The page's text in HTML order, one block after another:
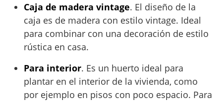
Caja de madera vintage. El diseño de la
caja es de madera con estilo vintage. Ideal
para combinar con una decoración de estilo
rústica en casa.
Para interior. Es un huerto ideal para
plantar en el interior de la vivienda, como
por ejemplo en pisos con poco espacio. Para